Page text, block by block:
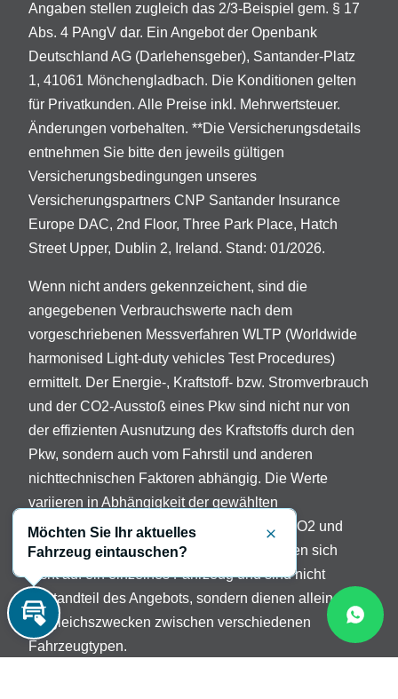
Angaben stellen zugleich das 2/3-Beispiel gem. § 17
Abs. 4 PAngV dar. Ein Angebot der Openbank
Deutschland AG (Darlehensgeber), Santander-Platz
1, 41061 Mönchengladbach. Die Konditionen gelten
für Privatkunden. Alle Preise inkl. Mehrwertsteuer.
Änderungen vorbehalten. **Die Versicherungsdetails
entnehmen Sie bitte den jeweils gültigen
Versicherungsbedingungen unseres
Versicherungspartners CNP Santander Insurance
Europe DAC, 2nd Floor, Three Park Place, Hatch
Street Upper, Dublin 2, Ireland. Stand: 01/2026.
Wenn nicht anders gekennzeichent, sind die
angegebenen Verbrauchswerte nach dem
vorgeschriebenen Messverfahren WLTP (Worldwide
harmonised Light-duty vehicles Test Procedures)
ermittelt. Der Energie-, Kraftstoff- bzw. Stromverbrauch
und der CO2-Ausstoß eines Pkw sind nicht nur von
der effizienten Ausnutzung des Kraftstoffs durch den
Pkw, sondern auch vom Fahrstil und anderen
nichttechnischen Faktoren abhängig. Die Werte
variieren in Abhängigkeit der gewählten
Sonderausstattungen. Beschreibung der CO2 und
Verbrauchsangaben: Die Angaben beziehen sich
nicht auf ein einzelnes Fahrzeug und sind nicht
Bestandteil des Angebots, sondern dienen allein
Vergleichszwecken zwischen verschiedenen
Fahrzeugtypen.
Inzahlungnahme
Möchten Sie Ihr aktuelles
Fahrzeug eintauschen?
Schließen